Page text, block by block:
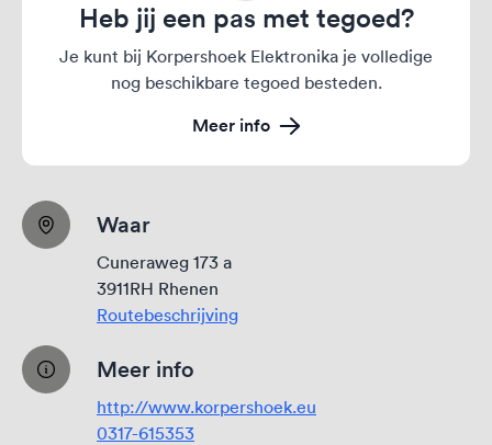
Heb jij een pas met tegoed?
Je kunt bij Korpershoek Elektronika je volledige
nog beschikbare tegoed besteden.
Meer info
Waar
Cuneraweg 173 a
3911RH Rhenen
Routebeschrijving
Meer info
http://www.korpershoek.eu
0317-615353